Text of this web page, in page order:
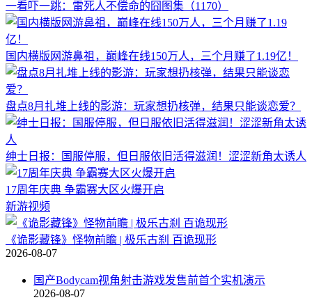
一看吓一跳：雷死人不偿命的囧图集（1170）
国内横版网游鼻祖，巅峰在线150万人，三个月赚了1.19亿！
盘点8月扎堆上线的影游：玩家想扔核弹，结果只能谈恋爱？
绅士日报：国服停服，但日服依旧活得滋润！涩涩新角太诱人
17周年庆典 争霸赛大区火爆开启
新游视频
《诡影藏锋》怪物前瞻 | 极乐古刹 百诡现形
2026-08-07
国产Bodycam视角射击游戏发售前首个实机演示
2026-08-07